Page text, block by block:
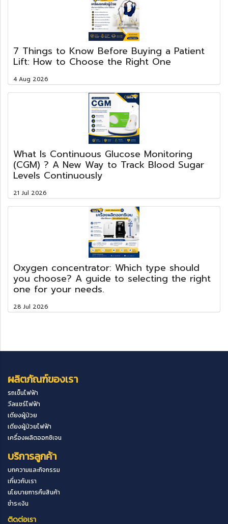
7 Things to Know Before Buying a Patient
Lift: How to Choose the Right One
4 Aug 2026
What Is Continuous Glucose Monitoring
(CGM) ? A New Way to Track Blood Sugar
Levels Continuously
21 Jul 2026
Oxygen concentrator: Which type should
you choose? A guide to selecting the right
one for your needs.
28 Jul 2026
ผลิตภัณฑ์ของเรา
รถเข็นไฟฟ้า
วีลแชร์ไฟฟ้า
เตียงผู้ป่วย
เตียงผู้ป่วยไฟฟ้า
เครื่องผลิตออกซิเจน
บริการลูกค้า
บทความและกิจกรรม
เกี่ยวกับเรา
นโยบายการคืนสินค้า
ชำระเงิน
ติดต่อเรา